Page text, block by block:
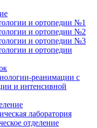
и ортопедии №1
и ортопедии №2
и ортопедии №3
и ортопедии
реанимации с
и интенсивной
лаборатория
отделение